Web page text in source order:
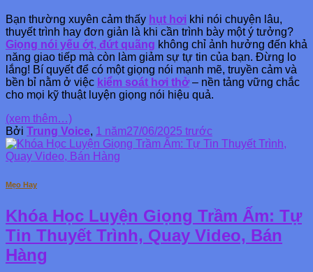
Bạn thường xuyên cảm thấy hụt hơi khi nói chuyện lâu,
thuyết trình hay đơn giản là khi cần trình bày một ý tưởng?
Giọng nói yếu ớt, đứt quãng không chỉ ảnh hưởng đến khả
năng giao tiếp mà còn làm giảm sự tự tin của bạn. Đừng lo
lắng! Bí quyết để có một giọng nói mạnh mẽ, truyền cảm và
bền bỉ nằm ở việc kiểm soát hơi thở– nền tảng vững chắc
cho mọi kỹ thuật luyện giọng nói hiệu quả.
(xem thêm…)
Bởi Trung Voice, 1 năm27/06/2025 trước
Mẹo Hay
Khóa Học Luyện Giọng Trầm Ấm: Tự
Tin Thuyết Trình, Quay Video, Bán
Hàng